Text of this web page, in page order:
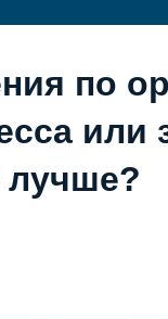
по
или
лучше?